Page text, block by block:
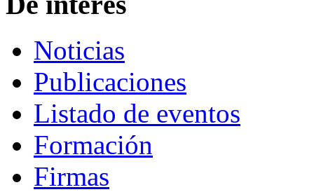
Noticias
Publicaciones
Listado de eventos
Formación
Firmas